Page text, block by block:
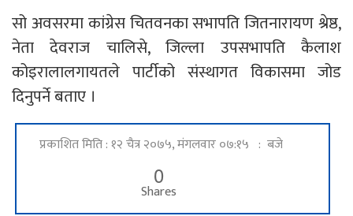
सो अवसरमा कांग्रेस चितवनका सभापति जितनारायण श्रेष्ठ,
नेता देवराज चालिसे, जिल्ला उपसभापति कैलाश
कोइरालालगायतले पार्टीको संस्थागत विकासमा जोड
दिनुपर्ने बताए ।
प्रकाशित मिति : १२ चैत्र २०७५, मंगलवार ०७:१५ : बजे
0
Shares